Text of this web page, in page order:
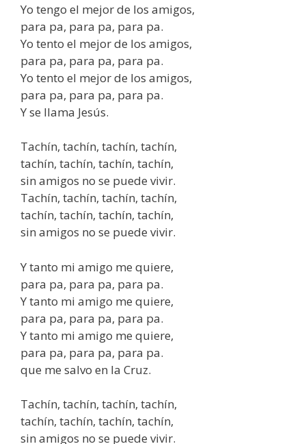
Yo tengo el mejor de los amigos,
para pa, para pa, para pa.
Yo tento el mejor de los amigos,
para pa, para pa, para pa.
Yo tento el mejor de los amigos,
para pa, para pa, para pa.
Y se llama Jesús.
Tachín, tachín, tachín, tachín,
tachín, tachín, tachín, tachín,
sin amigos no se puede vivir.
Tachín, tachín, tachín, tachín,
tachín, tachín, tachín, tachín,
sin amigos no se puede vivir.
Y tanto mi amigo me quiere,
para pa, para pa, para pa.
Y tanto mi amigo me quiere,
para pa, para pa, para pa.
Y tanto mi amigo me quiere,
para pa, para pa, para pa.
que me salvo en la Cruz.
Tachín, tachín, tachín, tachín,
tachín, tachín, tachín, tachín,
sin amigos no se puede vivir.